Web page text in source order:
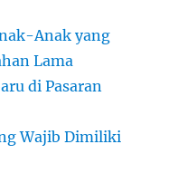
Anak yang
Lama
di Pasaran
Wajib Dimiliki